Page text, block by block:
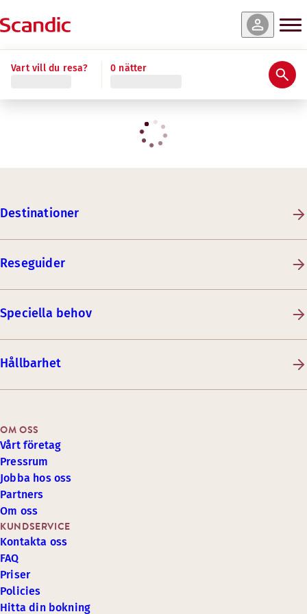
Vart vill du resa? 0 nätter
Destinationer
Reseguider
Speciella behov
Hållbarhet
KUNDSERVICE
Kontakta oss
FAQ
Priser
Policies
Hitta din bokning
OM OSS
Vårt företag
Pressrum
Jobba hos oss
Partners
Om oss